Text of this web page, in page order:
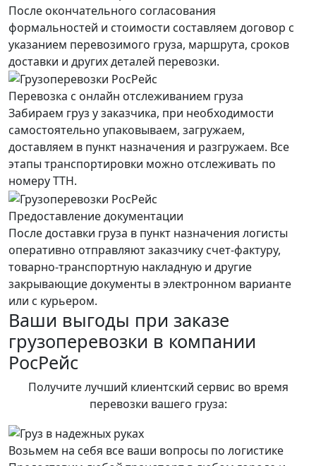
После окончательного согласования
формальностей и стоимости составляем договор с
указанием перевозимого груза, маршрута, сроков
доставки и других деталей перевозки.
Перевозка с онлайн отслеживанием груза
Забираем груз у заказчика, при необходимости
самостоятельно упаковываем, загружаем,
доставляем в пункт назначения и разгружаем. Все
этапы транспортировки можно отслеживать по
номеру ТТН.
Предоставление документации
После доставки груза в пункт назначения логисты
оперативно отправляют заказчику счет-фактуру,
товарно-транспортную накладную и другие
закрывающие документы в электронном варианте
или с курьером.
Ваши выгоды при заказе
грузоперевозки в компании
РосРейс
Получите лучший клиентский сервис во время
перевозки вашего груза:
Возьмем на себя все ваши вопросы по логистике